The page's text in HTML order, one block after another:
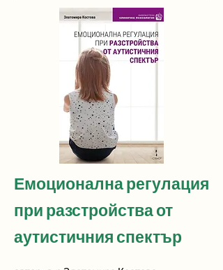
Емоционална регулация
при разстройства от
аутистичния спектър